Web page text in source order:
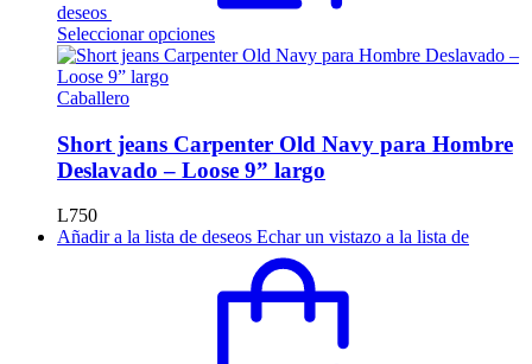
deseos
Seleccionar opcionesEste
producto
Las
opciones
se
en
página
Caballero
Short jeans Carpenter Old Navy para Hombre
Deslavado – Loose 9” largo
L750
Añadir a la lista de deseos Echar un vistazo a la lista de